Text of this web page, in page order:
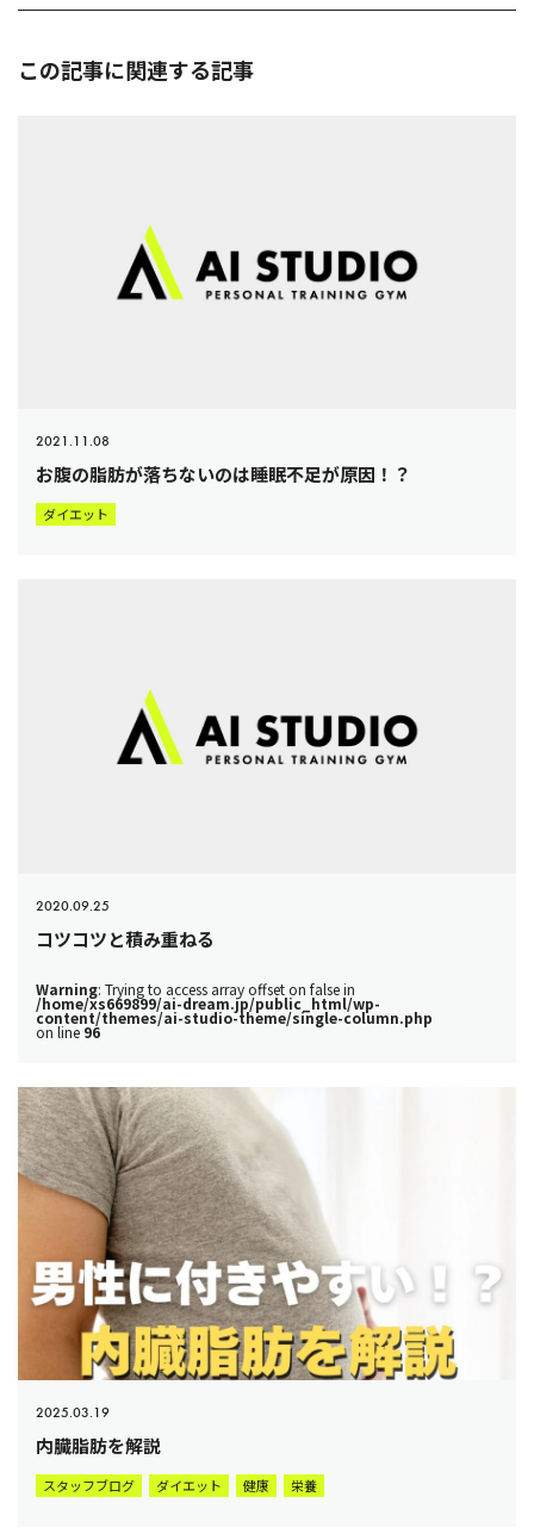
この記事に関連する記事
2021.11.08
お腹の脂肪が落ちないのは睡眠不足が原因！？
ダイエット
2020.09.25
コツコツと積み重ねる
Warning: Trying to access array offset on false in
/home/xs669899/ai-dream.jp/public_html/wp-
content/themes/ai-studio-theme/single-column.php
on line 96
2025.03.19
内臓脂肪を解説
スタッフブログ ダイエット 健康 栄養